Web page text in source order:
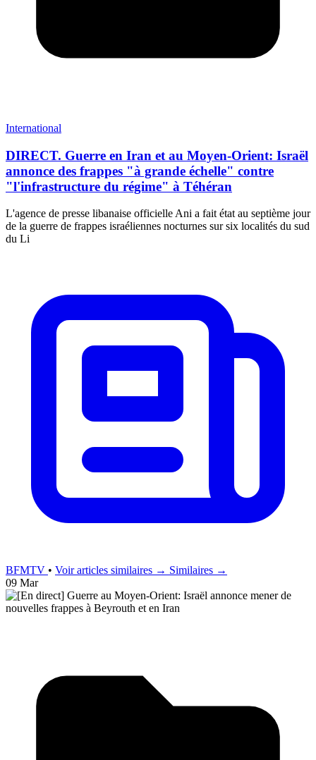
International
DIRECT. Guerre en Iran et au Moyen-Orient: Israël
annonce des frappes "à grande échelle" contre
"l'infrastructure du régime" à Téhéran
L'agence de presse libanaise officielle Ani a fait état au septième jour
de la guerre de frappes israéliennes nocturnes sur six localités du sud
du Li
BFMTV • Voir articles similaires → Similaires →
09 Mar